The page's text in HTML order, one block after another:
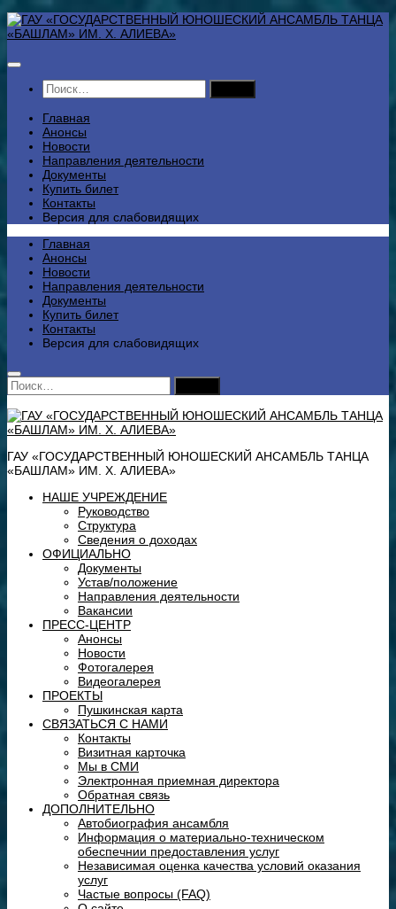
Перейти
к
Найти:
Главная
Анонсы
Новости
Направления деятельности
Документы
Купить билет
Контакты
Версия для слабовидящих
Главная
Анонсы
Новости
Направления деятельности
Документы
Купить билет
Контакты
Версия для слабовидящих
Найти:
ГАУ «ГОСУДАРСТВЕННЫЙ ЮНОШЕСКИЙ АНСАМБЛЬ ТАНЦА
«БАШЛАМ» ИМ. Х. АЛИЕВА»
НАШЕ УЧРЕЖДЕНИЕ
Руководство
Структура
Сведения о доходах
ОФИЦИАЛЬНО
Документы
Устав/положение
Направления деятельности
Вакансии
ПРЕСС-ЦЕНТР
Анонсы
Новости
Фотогалерея
Видеогалерея
ПРОЕКТЫ
Пушкинская карта
СВЯЗАТЬСЯ С НАМИ
Контакты
Визитная карточка
Мы в СМИ
Электронная приемная директора
Обратная связь
ДОПОЛНИТЕЛЬНО
Автобиография ансамбля
Информация о материально-техническом
обеспечнии предоставления услуг
Независимая оценка качества условий оказания
услуг
Частые вопросы (FAQ)